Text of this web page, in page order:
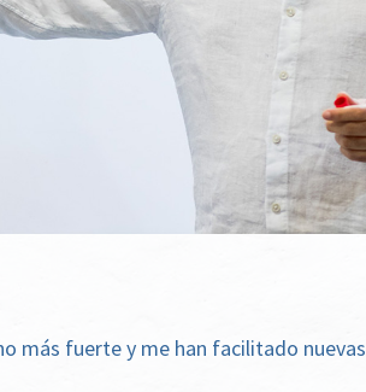
más fuerte y me han facilitado nuevas